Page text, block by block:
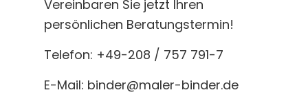
Vereinbaren Sie jetzt Ihren
persönlichen Beratungstermin!
Telefon: +49-208 / 757 791-7
E-Mail: binder@maler-binder.de